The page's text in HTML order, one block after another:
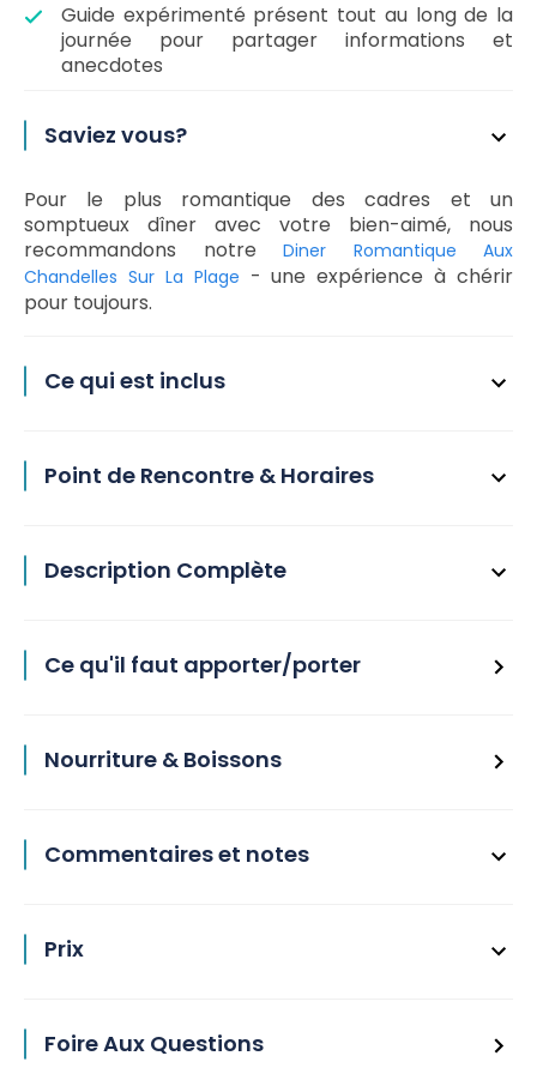
Guide expérimenté présent tout au long de la
journée pour partager informations et
anecdotes
Saviez vous?
Pour le plus romantique des cadres et un
somptueux dîner avec votre bien-aimé, nous
recommandons notre Diner Romantique Aux
Chandelles Sur La Plage - une expérience à chérir
pour toujours.
Ce qui est inclus
Point de Rencontre & Horaires
Description Complète
Ce qu'il faut apporter/porter
Nourriture & Boissons
Commentaires et notes
Prix
Foire Aux Questions